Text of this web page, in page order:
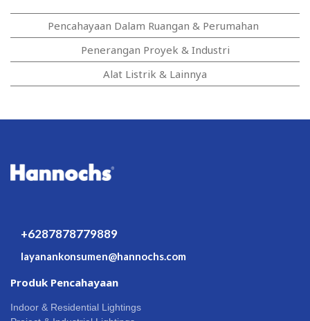
Pencahayaan Dalam Ruangan & Perumahan
Penerangan Proyek & Industri
Alat Listrik & Lainnya
+6287878779889
layanankonsumen@hannochs.com
Produk Pencahayaan
Indoor & Residential Lightings